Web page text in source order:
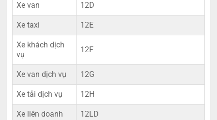
Xe van 12D
Xe taxi 12E
Xe khách dịch
vụ
12F
Xe van dịch vụ 12G
Xe tải dịch vụ 12H
Xe liên doanh 12LD